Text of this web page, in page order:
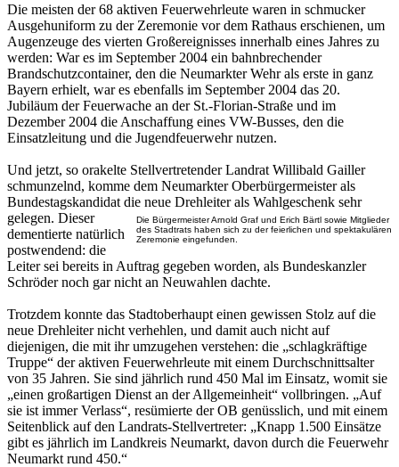
Die meisten der 68 aktiven Feuerwehrleute waren in schmucker
Ausgehuniform zu der Zeremonie vor dem Rathaus erschienen, um
Augenzeuge des vierten Großereignisses innerhalb eines Jahres zu
werden: War es im September 2004 ein bahnbrechender
Brandschutzcontainer, den die Neumarkter Wehr als erste in ganz
Bayern erhielt, war es ebenfalls im September 2004 das 20.
Jubiläum der Feuerwache an der St.-Florian-Straße und im
Dezember 2004 die Anschaffung eines VW-Busses, den die
Einsatzleitung und die Jugendfeuerwehr nutzen.
Und jetzt, so orakelte Stellvertretender Landrat Willibald Gailler
schmunzelnd, komme dem Neumarkter Oberbürgermeister als
Bundestagskandidat die neue Drehleiter als Wahlgeschenk sehr
gelegen. Dieser
Die Bürgermeister Arnold Graf und Erich Bärtl sowie Mitglieder
des Stadtrats haben sich zu der feierlichen und spektakulären
Zeremonie eingefunden.
dementierte natürlich
postwendend: die
Leiter sei bereits in Auftrag gegeben worden, als Bundeskanzler
Schröder noch gar nicht an Neuwahlen dachte.
Trotzdem konnte das Stadtoberhaupt einen gewissen Stolz auf die
neue Drehleiter nicht verhehlen, und damit auch nicht auf
diejenigen, die mit ihr umzugehen verstehen: die „schlagkräftige
Truppe“ der aktiven Feuerwehrleute mit einem Durchschnittsalter
von 35 Jahren. Sie sind jährlich rund 450 Mal im Einsatz, womit sie
„einen großartigen Dienst an der Allgemeinheit“ vollbringen. „Auf
sie ist immer Verlass“, resümierte der OB genüsslich, und mit einem
Seitenblick auf den Landrats-Stellvertreter: „Knapp 1.500 Einsätze
gibt es jährlich im Landkreis Neumarkt, davon durch die Feuerwehr
Neumarkt rund 450.“